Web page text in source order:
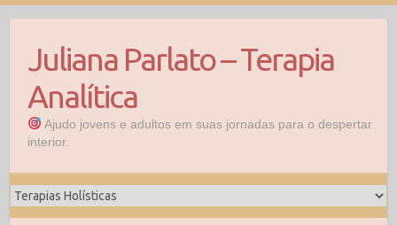
Juliana Parlato – Terapia
Analítica
Ajudo jovens e adultos em suas jornadas para o despertar
interior.